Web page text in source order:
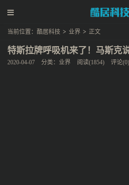
当前位置： 酷居科技 > 业界 > 正文
特斯拉牌呼吸机来了！马斯克
2020-04-07 分类： 业界 阅读(1854) 评论(0)